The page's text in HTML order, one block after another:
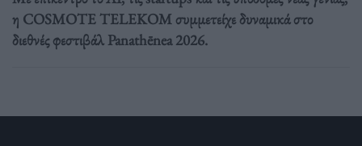
η COSMOTE TELEKOM συμμετείχε δυναμικά στο
διεθνές φεστιβάλ Panathēnea 2026.